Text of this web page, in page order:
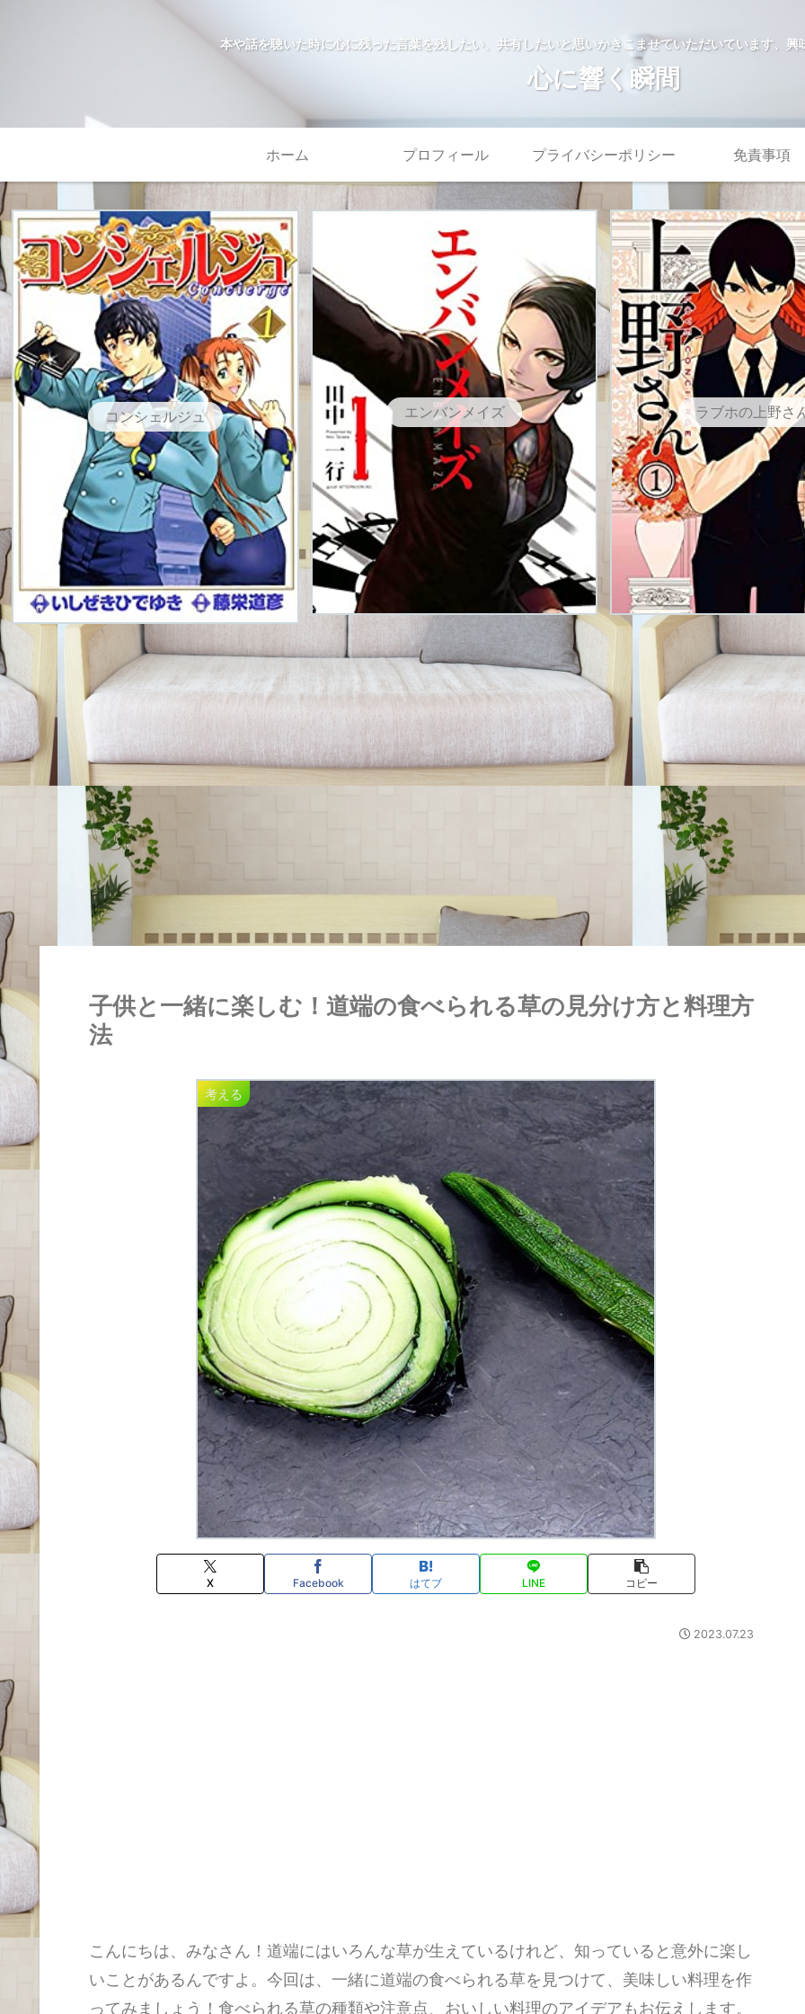
本や話を聴いた時に心に残った言葉を残したい、共有したいと思いかきこませていただいています、
心に響く瞬間
ホーム プロフィール プライバシーポリシー 免責事項
コンシェルジュ エンバンメイズ ラブホの上野さ
子供と一緒に楽しむ！道端の食べられる草の見分け方と料理方
法
考える
X Facebook はてブ LINE コピー
2023.07.23
こんにちは、みなさん！道端にはいろんな草が生えているけれど、知っていると意外に楽し
いことがあるんですよ。今回は、一緒に道端の食べられる草を見つけて、美味しい料理を作
ってみましょう！食べられる草の種類や注意点、おいしい料理のアイデアもお伝えします。